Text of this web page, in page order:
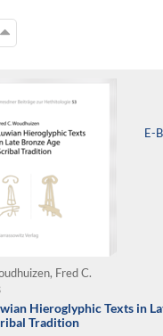
E-
Fred C.
Hieroglyphic Texts in
Tradition